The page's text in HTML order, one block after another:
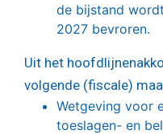
de bijstand
2027 bevroren.
Uit het
volgende (fiscale)
Wetgeving voor
toeslagen- en